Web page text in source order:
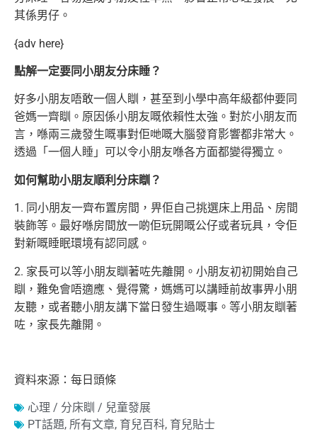
其係男仔。
{adv here}
點解一定要同小朋友分床睡？
好多小朋友唔敢一個人瞓，甚至到小學中高年級都仲要同
爸媽一齊瞓。原因係小朋友嘅依賴性太強。對於小朋友而
言，喺兩三歲發生嘅事對佢哋嘅大腦發育影響都非常大。
透過「一個人睡」可以令小朋友喺各方面都變得獨立。
如何幫助小朋友順利分床瞓？
1. 同小朋友一齊布置房間，畀佢自己挑選床上用品、房間
裝飾等。最好喺房間放一啲佢玩開嘅公仔或者玩具，令佢
對新嘅睡眠環境有認同感。
2. 家長可以等小朋友瞓著咗先離開。小朋友初初開始自己
瞓，難免會唔適應、覺得驚，媽媽可以講睡前故事畀小朋
友聽，或者聽小朋友講下當日發生過嘅事。等小朋友瞓著
咗，家長先離開。
資料來源：每日頭條
心理 / 分床瞓 / 兒童發展
PT話題, 所有文章, 育兒百科, 育兒貼士